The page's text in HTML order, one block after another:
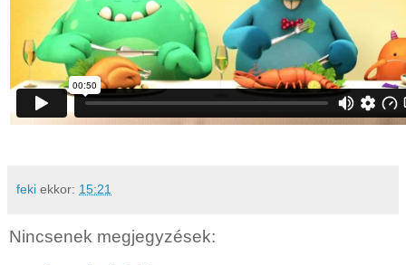
feki ekkor: 15:21
Nincsenek megjegyzések: